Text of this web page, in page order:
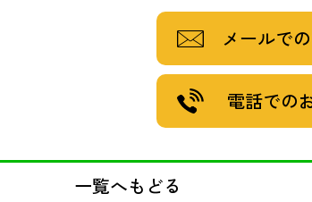
メールで
電話での
一覧へもどる